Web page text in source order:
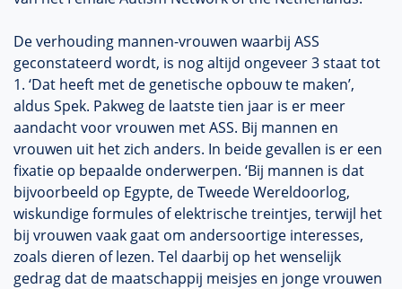
De verhouding mannen-vrouwen waarbij ASS
geconstateerd wordt, is nog altijd ongeveer 3 staat tot
1. ‘Dat heeft met de genetische opbouw te maken’,
aldus Spek. Pakweg de laatste tien jaar is er meer
aandacht voor vrouwen met ASS. Bij mannen en
vrouwen uit het zich anders. In beide gevallen is er een
fixatie op bepaalde onderwerpen. ‘Bij mannen is dat
bijvoorbeeld op Egypte, de Tweede Wereldoorlog,
wiskundige formules of elektrische treintjes, terwijl het
bij vrouwen vaak gaat om andersoortige interesses,
zoals dieren of lezen. Tel daarbij op het wenselijk
gedrag dat de maatschappij meisjes en jonge vrouwen